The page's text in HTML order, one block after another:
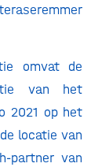
omvat de
van het
2021 op het
locatie van
partner van